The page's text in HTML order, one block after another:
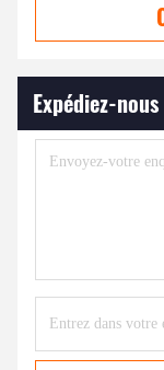
Expédiez-nous